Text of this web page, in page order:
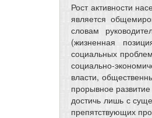
Рост активности
является
словам
(жизненная
социальных
социально-
власти,
прорывное
достичь лишь с
препятствующих